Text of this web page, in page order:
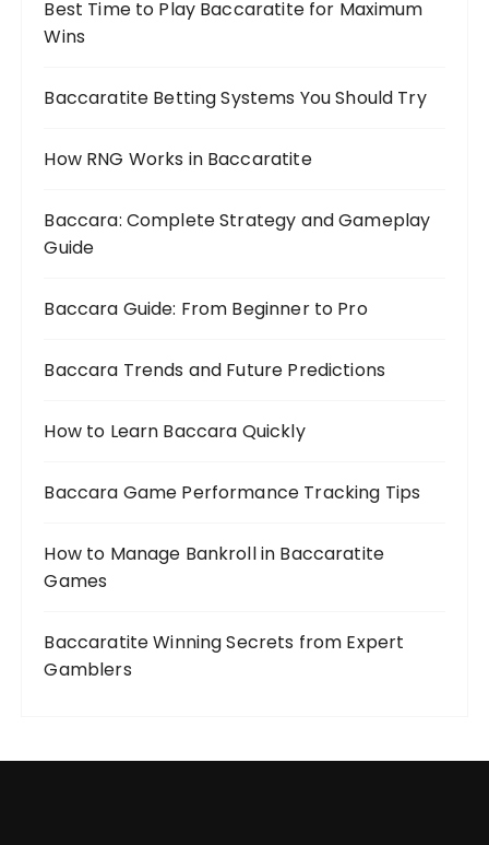
Best Time to Play Baccaratite for Maximum
Wins
Baccaratite Betting Systems You Should Try
How RNG Works in Baccaratite
Baccara: Complete Strategy and Gameplay
Guide
Baccara Guide: From Beginner to Pro
Baccara Trends and Future Predictions
How to Learn Baccara Quickly
Baccara Game Performance Tracking Tips
How to Manage Bankroll in Baccaratite
Games
Baccaratite Winning Secrets from Expert
Gamblers